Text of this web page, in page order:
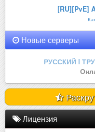
[RU][PvE]
Новые серверы
РУССКИЙ l
Лицензия